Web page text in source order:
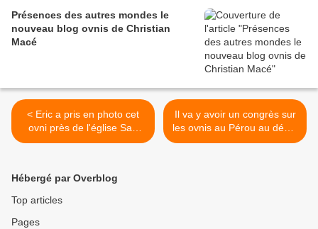
Présences des autres mondes le
nouveau blog ovnis de Christian
Macé
< Eric a pris en photo cet
ovni près de l'église San
Michele de Murato en
Il va y avoir un congrès sur
les ovnis au Pérou au début
juin 2011 >
Hébergé par Overblog
Top articles
Pages